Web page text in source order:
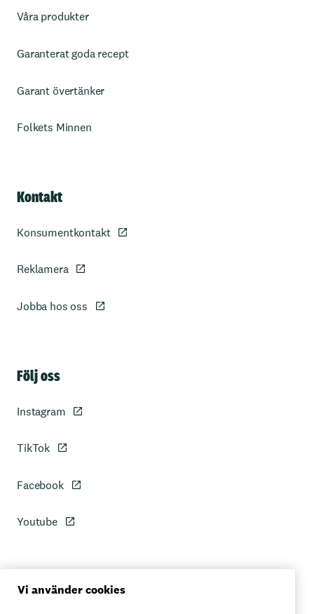
Våra produkter
Garanterat goda recept
Garant övertänker
Folkets Minnen
Kontakt
Konsumentkontakt
Reklamera
Jobba hos oss
Följ oss
Instagram
TikTok
Facebook
Youtube
Personuppgiftspolicy
Vi använder cookies